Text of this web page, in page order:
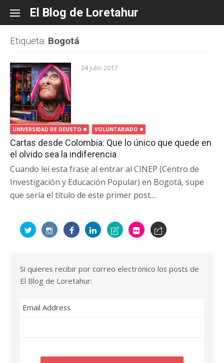
content
El Blog de Loretahur
Etiqueta: Bogotá
24 julio 2017
UNIVERSIDAD DE DEUSTO VOLUNTARIADO
Cartas desde Colombia: Que lo único que quede en
el olvido sea la indiferencia
Cuando leí esta frase al entrar al CINEP (Centro de
Investigación y Educación Popular) en Bogotá, supe
que sería el título de este primer post....
Si quieres recibir por correo electrónico los posts de
El Blog de Loretahur:
Email Address